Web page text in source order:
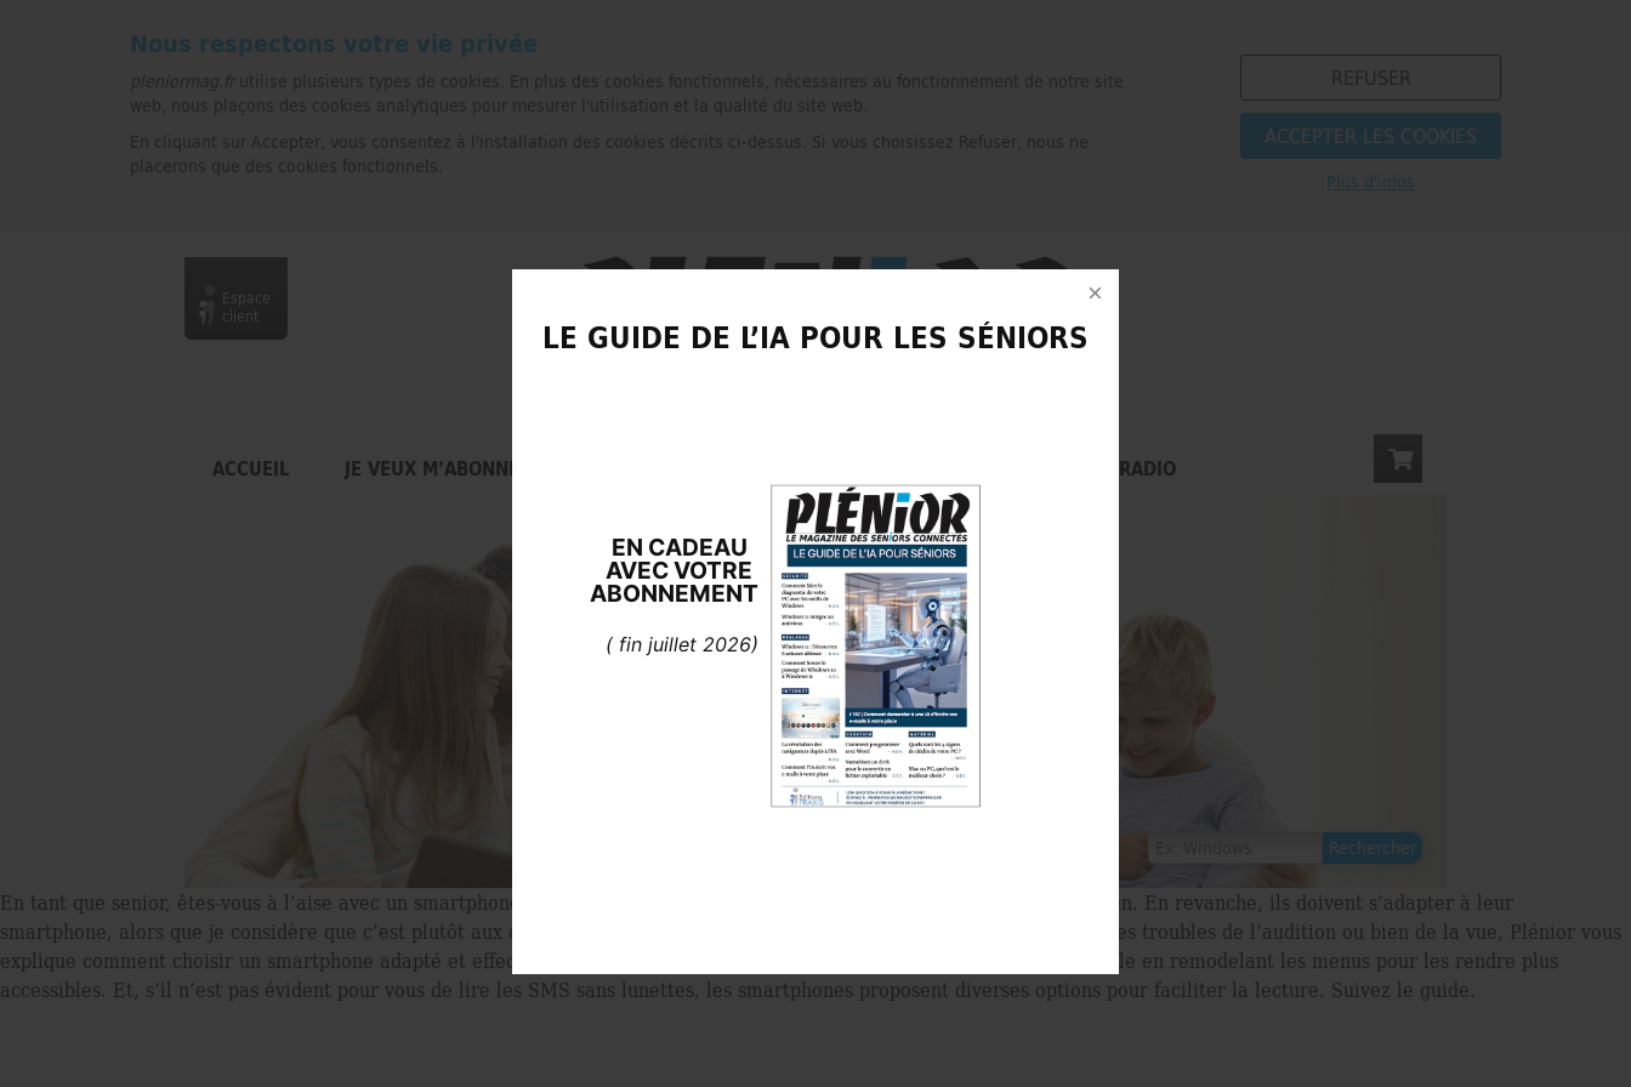
Nous respectons votre vie privée
pleniormag.fr utilise plusieurs types de cookies. En plus des cookies fonctionnels, nécessaires au fonctionnement de notre site
web, nous plaçons des cookies analytiques pour mesurer l'utilisation et la qualité du site web.
En cliquant sur Accepter, vous consentez à l'installation des cookies décrits ci-dessus. Si vous choisissez Refuser, nous ne
placerons que des cookies fonctionnels.
ACCEPTER LES COOKIES
REFUSER
Plus d'infos
ACCUEIL JE VEUX M’ABONNER PRESSE & RADIO
Espace
client
En tant que senior, êtes-vous à l’aise avec un smartphone ? Même si mes parents sont âgés, je trouve qu’ils s’en sortent bien. En revanche, ils doivent s’adapter à leur
smartphone, alors que je considère que c’est plutôt aux outils technologiques de s’adapter à nos difﬁcultés. Qu’il s’agisse des troubles de l’audition ou bien de la vue, Plénior vous
explique comment choisir un smartphone adapté et effectuer quelques réglages pour en tirer proﬁt. Comment ? Par exemple en remodelant les menus pour les rendre plus
accessibles. Et, s’il n’est pas évident pour vous de lire les SMS sans lunettes, les smartphones proposent diverses options pour faciliter la lecture. Suivez le guide.
LE GUIDE DE L’IA POUR LES SÉNIORS
EN CADEAU
AVECVOTRE
ABONNEMENT
( fin juillet 2026)